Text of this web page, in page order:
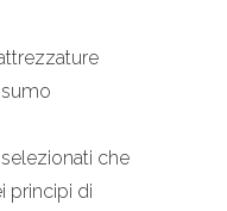
che
principi di